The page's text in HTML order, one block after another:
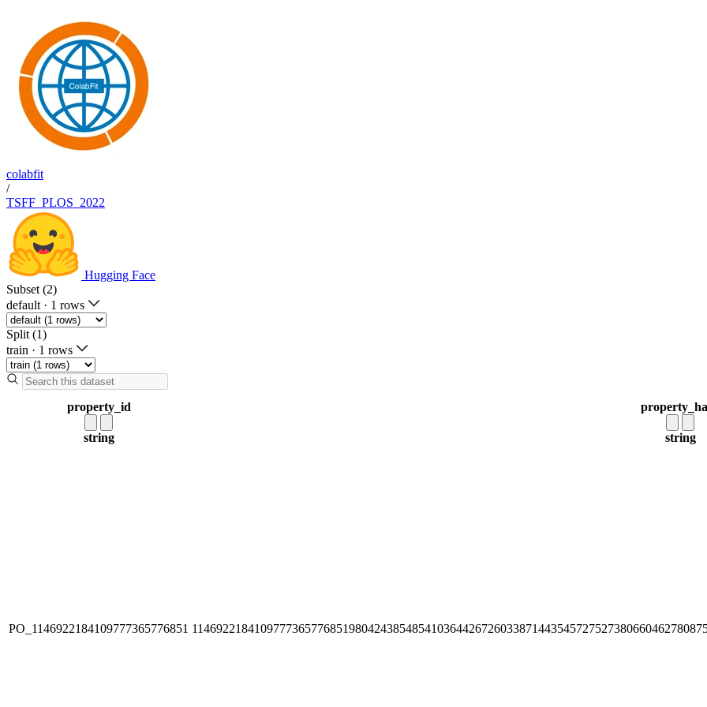
colabfit
/
TSFF_PLOS_2022
Hugging Face
Subset (2)
default · 1 rows
Split (1)
train · 1 rows
property_id
string string
PO_1146922184109777365776851